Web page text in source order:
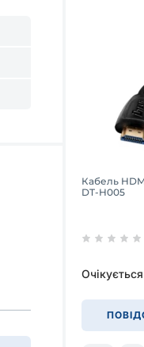
Кабель
DT-H005
Очікується